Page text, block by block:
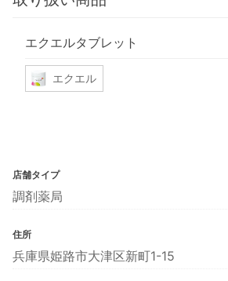
エクエルタブレット
エクエル
店舗タイプ
調剤薬局
住所
兵庫県姫路市大津区新町1-15